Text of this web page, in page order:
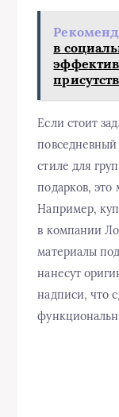
в
Если стоит
стиле для
подарков, это
Например,
в компании
материалы
нанесут
надписи, что